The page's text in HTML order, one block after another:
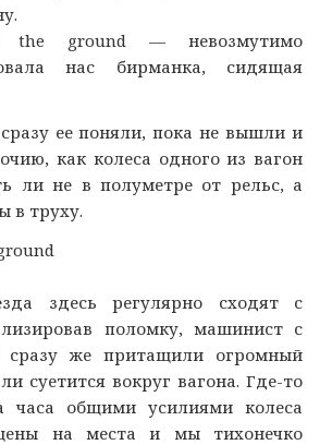
ground — невозмутимо
нас бирманка, сидящая
ее поняли, пока не вышли и
как колеса одного из вагон
ли не в полуметре от рельс, а
в труху.
здесь регулярно сходят с
поломку, машинист с
сразу же притащили огромный
суетится вокруг вагона. Где-то
часа общими усилиями колеса
на места и мы тихонечко